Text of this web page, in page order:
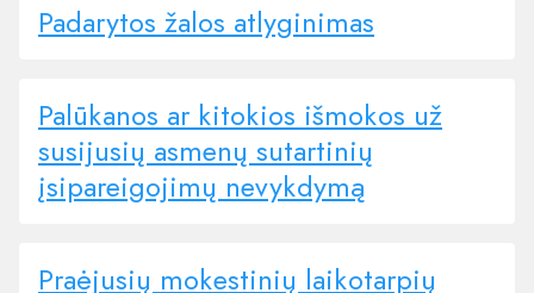
Padarytos žalos atlyginimas
Palūkanos ar kitokios išmokos už
susijusių asmenų sutartinių
įsipareigojimų nevykdymą
Praėjusių mokestinių laikotarpių